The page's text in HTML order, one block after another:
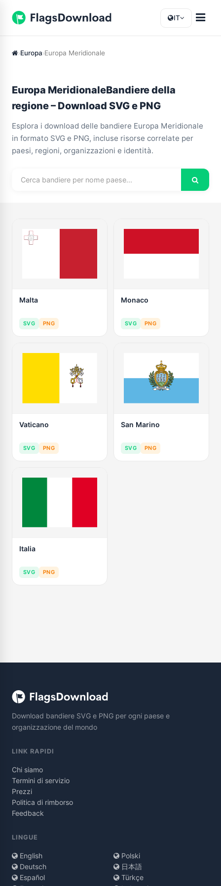
IT
Europa Europa Meridionale
Europa MeridionaleBandiere della
regione – Download SVG e PNG
Esplora i download delle bandiere Europa Meridionale
in formato SVG e PNG, incluse risorse correlate per
paesi, regioni, organizzazioni e identità.
Malta
SVG PNG
Monaco
SVG PNG
Vaticano
SVG PNG
San Marino
SVG PNG
Italia
SVG PNG
Download bandiere SVG e PNG per ogni paese e
organizzazione del mondo
LINK RAPIDI
Chi siamo
Termini di servizio
Prezzi
Politica di rimborso
Feedback
LINGUE
English
Deutsch
Español
Polski
日本語
Türkçe